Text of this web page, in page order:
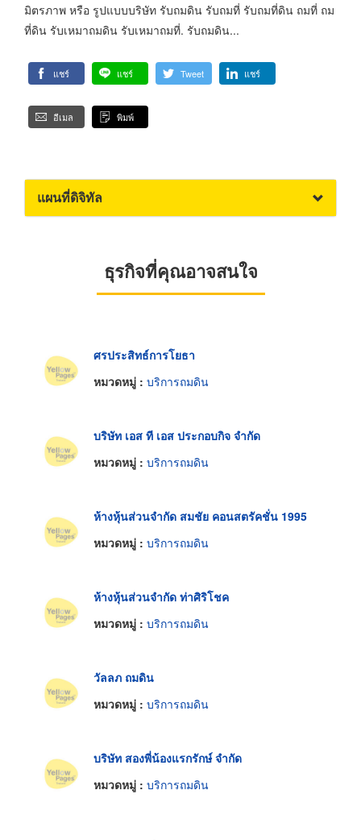
มิตรภาพ หรือ รูปแบบบริษัท รับถมดิน รับถมที่ รับถมที่ดิน ถมที่ ถม
ที่ดิน รับเหมาถมดิน รับเหมาถมที่. รับถมดิน...
แชร์ แชร์ Tweet แชร์
อีเมล พิมพ์
แผนที่ดิจิทัล
ธุรกิจที่คุณอาจสนใจ
ศรประสิทธ์การโยธา
หมวดหมู่ : บริการถมดิน
บริษัท เอส ที เอส ประกอบกิจ จำกัด
หมวดหมู่ : บริการถมดิน
ห้างหุ้นส่วนจำกัด สมชัย คอนสตรัคชั่น 1995
หมวดหมู่ : บริการถมดิน
ห้างหุ้นส่วนจำกัด ท่าศิริโชค
หมวดหมู่ : บริการถมดิน
วัลลภ ถมดิน
หมวดหมู่ : บริการถมดิน
บริษัท สองพี่น้องแรกรักษ์ จำกัด
หมวดหมู่ : บริการถมดิน